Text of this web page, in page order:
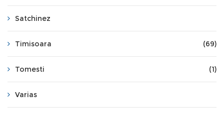
Satchinez
Timisoara (69)
Tomesti (1)
Varias